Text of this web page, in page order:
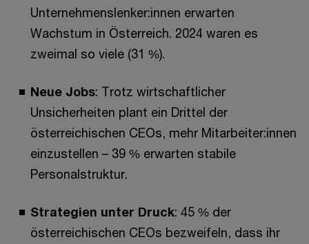
Unternehmenslenker:innen erwarten
Wachstum in Österreich. 2024 waren es
zweimal so viele (31 %).
Neue Jobs: Trotz wirtschaftlicher
Unsicherheiten plant ein Drittel der
österreichischen CEOs, mehr Mitarbeiter:innen
einzustellen – 39 % erwarten stabile
Personalstruktur.
Strategien unter Druck: 45 % der
österreichischen CEOs bezweifeln, dass ihr